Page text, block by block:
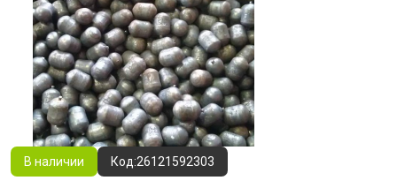
В наличии Код:26121592303